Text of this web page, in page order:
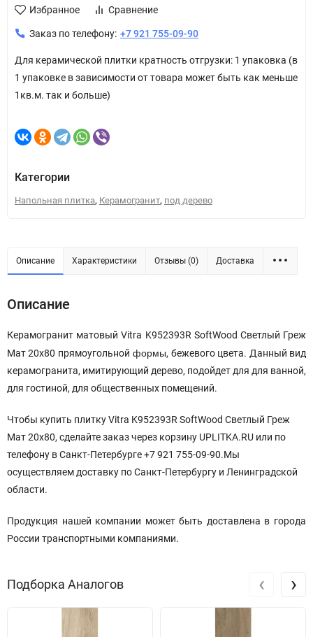
Избранное Сравнение
Заказ по телефону: +7 921 755-09-90
Для керамической плитки кратность отгрузки: 1 упаковка (в
1 упаковке в зависимости от товара может быть как меньше
1кв.м. так и больше)
Категории
Напольная плитка, Керамогранит, под дерево
Описание Характеристики Отзывы (0) Доставка
Описание
Керамогранит матовый Vitra K952393R SoftWood Светлый Греж
Мат 20х80 прямоугольной формы, бежевого цвета. Данный вид
керамогранита, имитирующий дерево, подойдет для для ванной,
для гостиной, для общественных помещений.
Чтобы купить плитку Vitra K952393R SoftWood Светлый Греж
Мат 20х80, сделайте заказ через корзину UPLITKA.RU или по
телефону в Санкт-Петербурге +7 921 755-09-90.Мы
осуществляем доставку по Санкт-Петербургу и Ленинградской
области.
Продукция нашей компании может быть доставлена в города
России транспортными компаниями.
Подборка Аналогов ‹ ›